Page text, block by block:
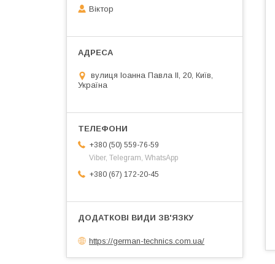
Віктор
вулиця Іоанна Павла ІІ, 20, Київ,
Україна
+380 (50) 559-76-59
Viber, Telegram, WhatsApp
+380 (67) 172-20-45
https://german-technics.com.ua/